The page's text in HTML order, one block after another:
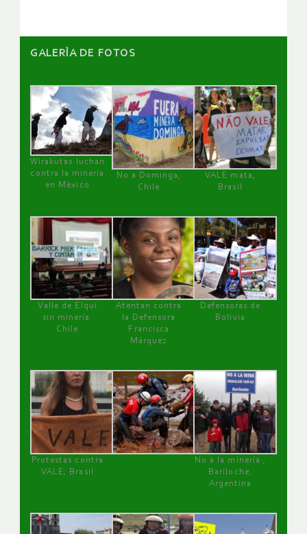
GALERÌA DE FOTOS
Wirakutas luchan
contra la minería
en México
No a Dominga,
Chile
VALE mata,
Brasil
Valle de Elqui
sin minería.
Chile
Atentan contra
la Defensora
Francisca
Márquez
Defensoras de
Bolivia
Protestas contra
VALE, Brasil
No a la minería ,
Bariloche,
Argentina